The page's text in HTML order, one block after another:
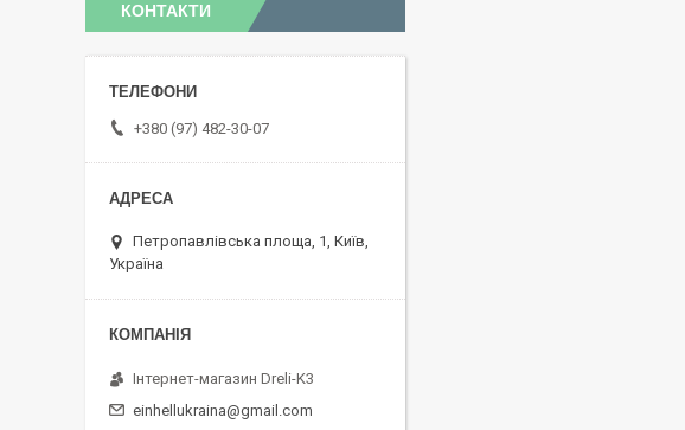
КОНТАКТИ
+380 (97) 482-30-07
Петропавлівська площа, 1, Київ,
Україна
Інтернет-магазин Dreli-K3
einhellukraina@gmail.com